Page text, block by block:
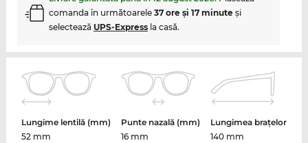
comanda în următoarele 37 ore şi 17 minuteşi
selectează UPS-Expressla casă.
Lungime lentilă (mm)
52 mm
Punte nazală (mm)
16 mm
Lungimea brațelor
140 mm